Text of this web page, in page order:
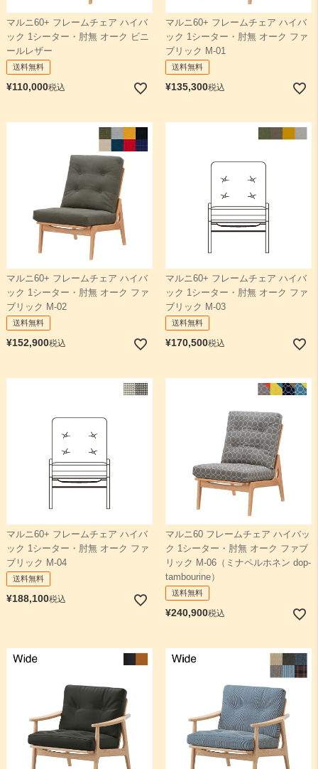
マルニ60+ フレームチェア ハイバ
ック 1シーター・肘無 オーク ビニ
ールレザー
送料無料
¥110,000税込
マルニ60+ フレームチェア ハイバ
ック 1シーター・肘無 オーク ファ
ブリック M-01
送料無料
¥135,300税込
マルニ60+ フレームチェア ハイバ
ック 1シーター・肘無 オーク ファ
ブリック M-02
送料無料
¥152,900税込
マルニ60+ フレームチェア ハイバ
ック 1シーター・肘無 オーク ファ
ブリック M-03
送料無料
¥170,500税込
マルニ60+ フレームチェア ハイバ
ック 1シーター・肘無 オーク ファ
ブリック M-04
送料無料
¥188,100税込
マルニ60 フレームチェア ハイバッ
ク 1シーター・肘無 オーク ファブ
リック M-06（ミナペルホネン dop-
tambourine）
送料無料
¥240,900税込